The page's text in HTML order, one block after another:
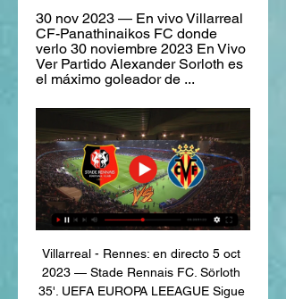
30 nov 2023 — En vivo Villarreal
CF-Panathinaikos FC donde
verlo 30 noviembre 2023 En Vivo
Ver Partido Alexander Sorloth es
el máximo goleador de ...
Villarreal - Rennes: en directo 5 oct
2023 — Stade Rennais FC. Sörloth
35'. UEFA EUROPA LEEAGUE Sigue